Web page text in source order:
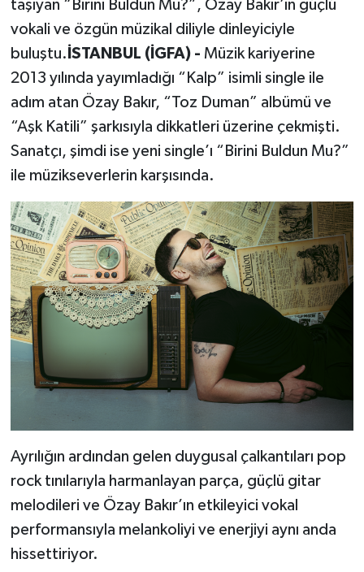
taşıyan “Birini Buldun Mu?”, Özay Bakır’ın güçlü
vokali ve özgün müzikal diliyle dinleyiciyle
buluştu. İSTANBUL (İGFA) - Müzik kariyerine
2013 yılında yayımladığı “Kalp” isimli single ile
adım atan Özay Bakır, “Toz Duman” albümü ve
“Aşk Katili” şarkısıyla dikkatleri üzerine çekmişti.
Sanatçı, şimdi ise yeni single’ı “Birini Buldun Mu?”
ile müzikseverlerin karşısında.
Ayrılığın ardından gelen duygusal çalkantıları pop
rock tınılarıyla harmanlayan parça, güçlü gitar
melodileri ve Özay Bakır’ın etkileyici vokal
performansıyla melankoliyi ve enerjiyi aynı anda
hissettiriyor.